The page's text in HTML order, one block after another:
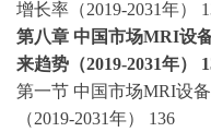
增长率（2019-2031年）
第八章 中国市场MRI设
来趋势（2019-2031年）
第一节 中国市场MRI设
（2019-2031年） 136